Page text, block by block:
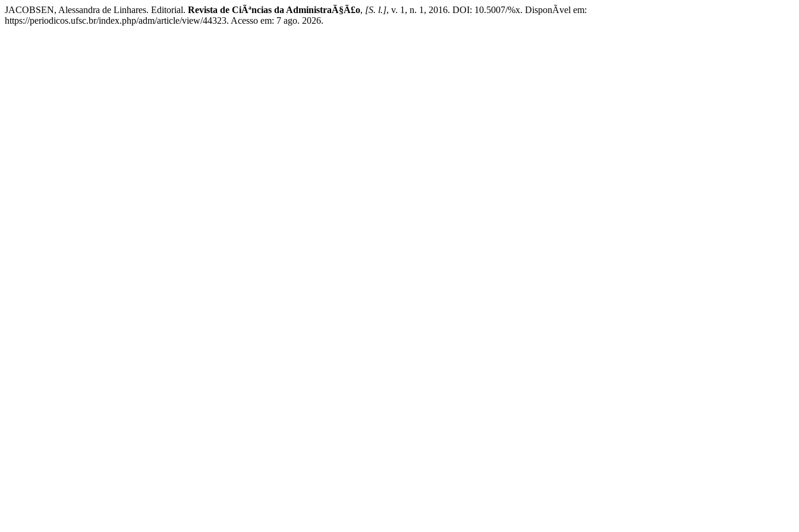
JACOBSEN, Alessandra de Linhares. Editorial. Revista de CiÃªncias da AdministraÃ§Ã£o, [S. l.], v. 1, n. 1, 2016. DOI: 10.5007/%x. DisponÃ­vel em:
https://periodicos.ufsc.br/index.php/adm/article/view/44323. Acesso em: 7 ago. 2026.